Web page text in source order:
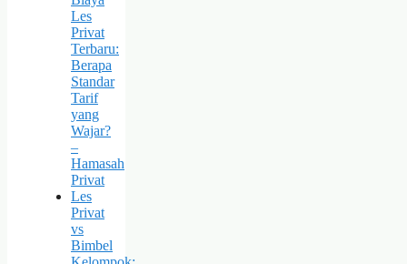
Les
Privat
Terbaru:
Berapa
Standar
Tarif
yang
Wajar?
–
Hamasah
Privat
Les
Privat
vs
Bimbel